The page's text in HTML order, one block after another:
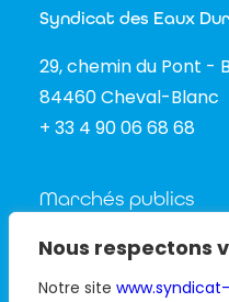
Nous respectons
Notre site
Syndicat des Eaux
29, chemin du Pont -
84460 Cheval-Blanc
+ 33 4 90 06 68 68
Marchés publics
Actualités